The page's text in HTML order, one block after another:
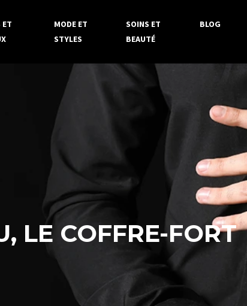
ET
MODE ET
STYLES
SOINS ET
BEAUTÉ
BLOG
LE COFFRE-FORT